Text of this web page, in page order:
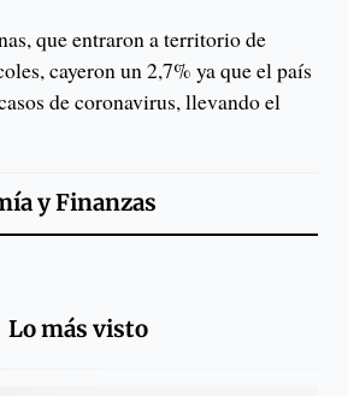
que entraron a territorio de
cayeron un 2,7% ya que el país
de coronavirus, llevando el
y Finanzas
Lo más visto